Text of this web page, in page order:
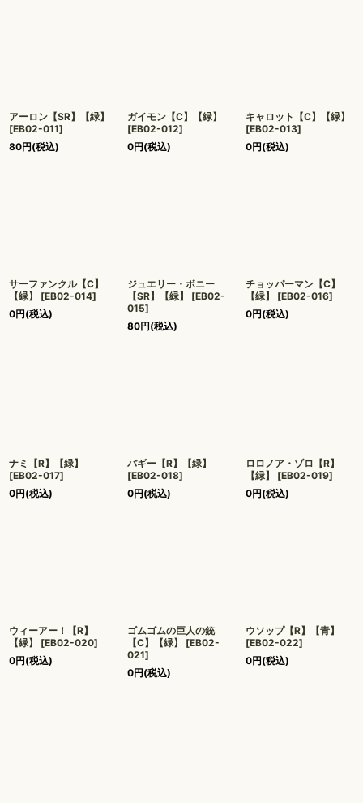
アーロン【SR】【緑】
[EB02-011]
80円(税込)
ガイモン【C】【緑】
[EB02-012]
0円(税込)
キャロット【C】【緑】
[EB02-013]
0円(税込)
サーファンクル【C】
【緑】
[EB02-014]
0円(税込)
ジュエリー・ボニー
【SR】【緑】
[EB02-
015]
80円(税込)
チョッパーマン【C】
【緑】
[EB02-016]
0円(税込)
ナミ【R】【緑】
[EB02-017]
0円(税込)
バギー【R】【緑】
[EB02-018]
0円(税込)
ロロノア・ゾロ【R】
【緑】
[EB02-019]
0円(税込)
ウィーアー！【R】
【緑】
[EB02-020]
0円(税込)
ゴムゴムの巨人の銃
【C】【緑】
[EB02-
021]
0円(税込)
ウソップ【R】【青】
[EB02-022]
0円(税込)